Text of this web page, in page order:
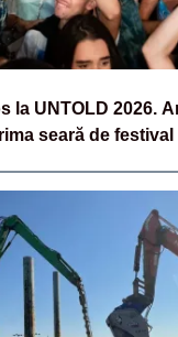
la UNTOLD 2026.
seară de festival